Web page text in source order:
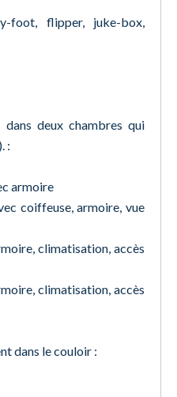
foot, flipper, juke-box,
deux chambres qui
:
armoire
coiffeuse, armoire, vue
climatisation, accès
climatisation, accès
dans le couloir :